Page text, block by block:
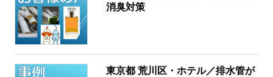
消臭対策
東京都 荒川区・ホテル／排水管が